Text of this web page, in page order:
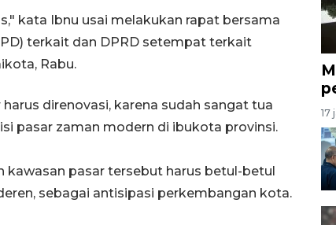
kata Ibnu usai melakukan rapat bersama
terkait dan DPRD setempat terkait
Rabu.
direnovasi, karena sudah sangat tua
pasar zaman modern di ibukota provinsi.
kawasan pasar tersebut harus betul-betul
sebagai antisipasi perkembangan kota.
17